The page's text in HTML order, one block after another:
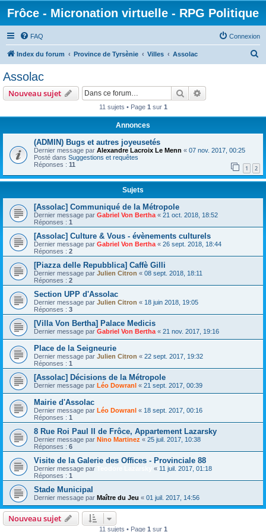
Frôce - Micronation virtuelle - RPG Politique
FAQ Connexion
Index du forum Province de Tyrsènie Villes Assolac
r
Assolac
Nouveau sujet Rechercher
11 sujets • Page 1 sur 1
Annonces
(ADMIN) Bugs et autres joyeusetés
Dernier message par Alexandre Lacroix Le Menn « 07 nov. 2017, 00:25
Posté dans Suggestions et requêtes
Réponses : 11 1 2
Sujets
[Assolac] Communiqué de la Métropole
Dernier message par Gabriel Von Bertha « 21 oct. 2018, 18:52
Réponses : 1
[Assolac] Culture & Vous - évènements culturels
Dernier message par Gabriel Von Bertha « 26 sept. 2018, 18:44
Réponses : 2
[Piazza delle Repubblica] Caffè Gilli
Dernier message par Julien Citron « 08 sept. 2018, 18:11
Réponses : 2
Section UPP d'Assolac
Dernier message par Julien Citron « 18 juin 2018, 19:05
Réponses : 3
[Villa Von Bertha] Palace Medicis
Dernier message par Gabriel Von Bertha « 21 nov. 2017, 19:16
Place de la Seigneurie
Dernier message par Julien Citron « 22 sept. 2017, 19:32
Réponses : 1
[Assolac] Décisions de la Métropole
Dernier message par Léo Dowranl « 21 sept. 2017, 00:39
Mairie d'Assolac
Dernier message par Léo Dowranl « 18 sept. 2017, 00:16
Réponses : 1
8 Rue Roi Paul II de Frôce, Appartement Lazarsky
Dernier message par Nino Martinez « 25 juil. 2017, 10:38
Réponses : 6
Visite de la Galerie des Offices - Provinciale 88
Dernier message par « 11 juil. 2017, 01:18
Réponses : 1
Stade Municipal
Dernier message par Maître du Jeu « 01 juil. 2017, 14:56
Nouveau sujet
11 sujets • Page 1 sur 1